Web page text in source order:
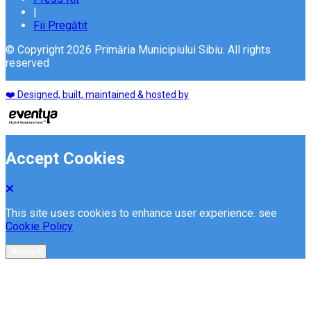
|
Fii Pregătit
© Copyright 2026 Primăria Municipiului Sibiu. All rights
reserved
❤️ Designed, built, maintained & hosted by
Accept Cookies
This site uses cookies to enhance user experience. see
Cookie Policy